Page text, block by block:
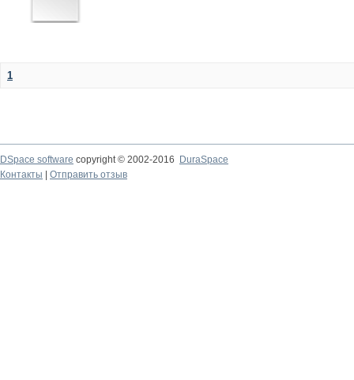
1
DSpace software copyright © 2002-2016
DuraSpace
Контакты
Отправить отзыв